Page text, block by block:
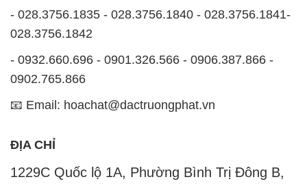
- 028.3756.1835 - 028.3756.1840 - 028.3756.1841-
028.3756.1842
- 0932.660.696 - 0901.326.566 - 0906.387.866 -
0902.765.866
📧 Email: hoachat@dactruongphat.vn
ĐỊA CHỈ
1229C Quốc lộ 1A, Phường Bình Trị Đông B,